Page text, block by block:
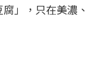
」，只在美濃、